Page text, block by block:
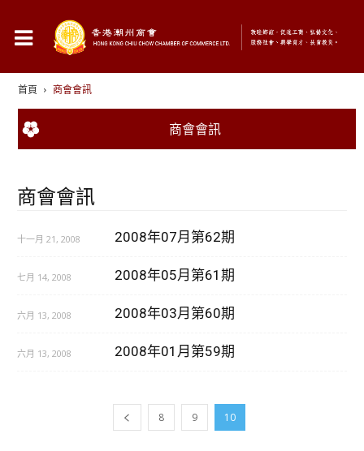
首頁 商會會訊
商會會訊
商會會訊
十一月 21, 2008 2008年07月第62期
七月 14, 2008 2008年05月第61期
六月 13, 2008 2008年03月第60期
六月 13, 2008 2008年01月第59期
8 9 10